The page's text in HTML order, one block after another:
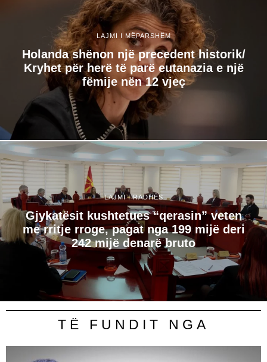
LAJMI I MËPARSHËM
Holanda shënon një precedent historik/
Kryhet për herë të parë eutanazia e një
fëmije nën 12 vjeç
LAJMI I RADHËS
Gjykatësit kushtetues “qerasin” veten
me rritje rroge, pagat nga 199 mijë deri
242 mijë denarë bruto
TË FUNDIT NGA